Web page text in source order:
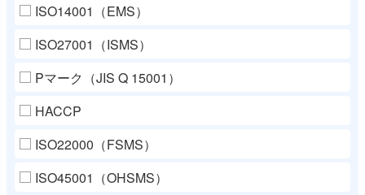
ISO14001（EMS）
ISO27001（ISMS）
Pマーク（JIS Q 15001）
HACCP
ISO22000（FSMS）
ISO45001（OHSMS）